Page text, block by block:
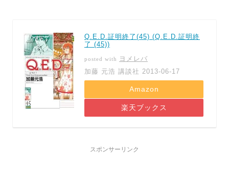
Q.E.D.証明終了(45) (Q.E.D.証明終
了 (45))
posted with
ヨメレバ
加藤 元浩 講談社 2013-06-17
Amazon
楽天ブックス
スポンサーリンク